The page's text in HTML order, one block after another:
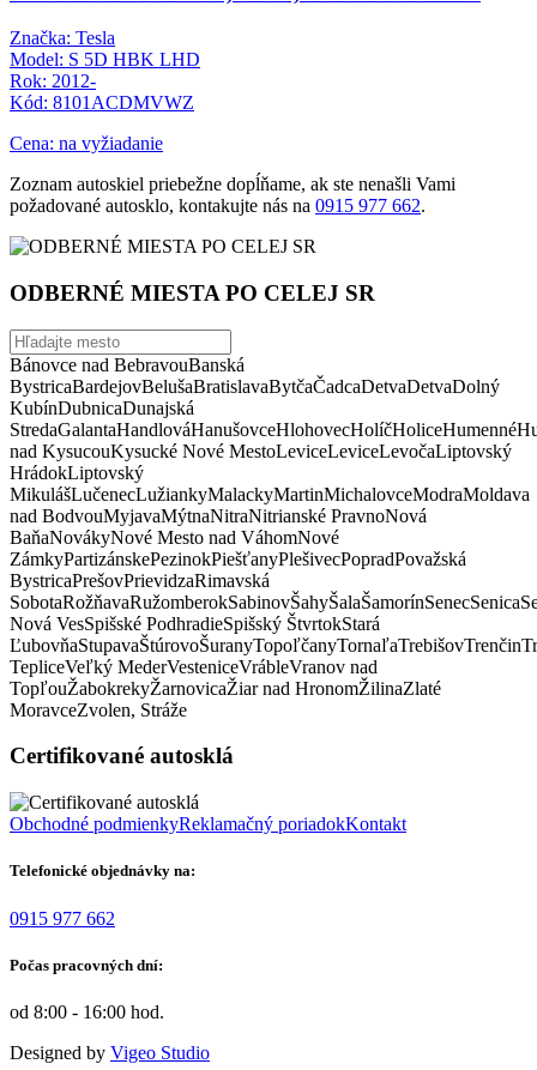
Značka: Tesla
Model: S 5D HBK LHD
Rok: 2012-
Kód: 8101ACDMVWZ
Cena: na vyžiadanie
Zoznam autoskiel priebežne dopĺňame, ak ste nenašli Vami
požadované autosklo, kontakujte nás na 0915 977 662.
ODBERNÉ MIESTA PO CELEJ SR
Bánovce nad BebravouBanská
BystricaBardejovBelušaBratislavaBytčaČadcaDetvaDetvaDolný
KubínDubnicaDunajská
StredaGalantaHandlováHanušovceHlohovecHolíčHoliceHumenné
nad KysucouKysucké Nové MestoLeviceLeviceLevočaLiptovský
HrádokLiptovský
MikulášLučenecLužiankyMalackyMartinMichalovceModraMoldava
nad BodvouMyjavaMýtnaNitraNitrianské PravnoNová
BaňaNovákyNové Mesto nad VáhomNové
ZámkyPartizánskePezinokPiešťanyPlešivecPopradPovažská
BystricaPrešovPrievidzaRimavská
SobotaRožňavaRužomberokSabinovŠahyŠalaŠamorínSenecSenica
Nová VesSpišské PodhradieSpišský ŠtvrtokStará
ĽubovňaStupavaŠtúrovoŠuranyTopoľčanyTornaľaTrebišovTrenčin
TepliceVeľký MederVesteniceVrábleVranov nad
TopľouŽabokrekyŽarnovicaŽiar nad HronomŽilinaZlaté
MoravceZvolen, Stráže
Certifikované autosklá
Obchodné podmienkyReklamačný poriadokKontakt
Telefonické objednávky na:
0915 977 662
Počas pracovných dní:
od 8:00 - 16:00 hod.
Designed by Vigeo Studio